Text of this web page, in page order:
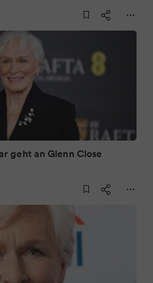
geht an Glenn Close